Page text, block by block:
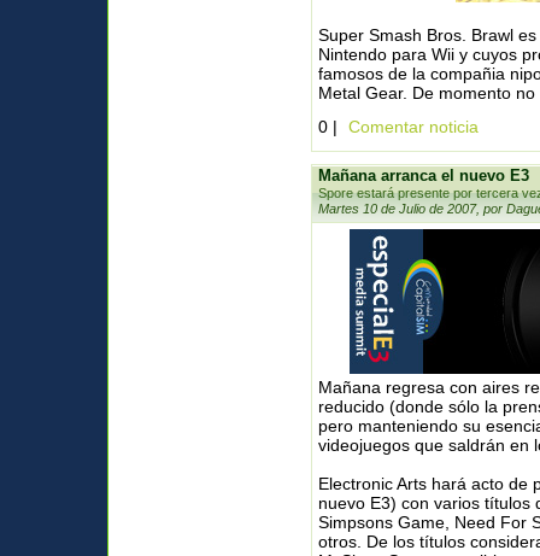
Super Smash Bros. Brawl
Nintendo para Wii y cuyos
famosos de la compañia
Metal Gear. De momento
0 |
Comentar noticia
Mañana arranca el nuevo E3
Spore estará presente por tercera
Martes 10 de Julio de 2007, por
Mañana regresa con aires
reducido (donde sólo la
pero manteniendo su
videojuegos que saldrán en
Electronic Arts hará acto de
nuevo E3) con varios títulos
Simpsons Game, Need For
otros. De los títulos